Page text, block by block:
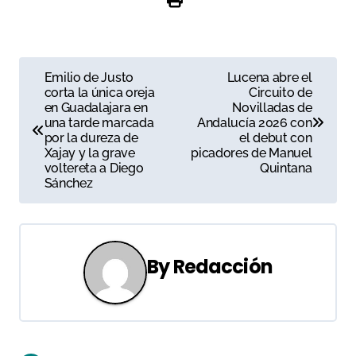
v
g
a
ó
Emilio de Justo
corta la única oreja
en Guadalajara en
una tarde marcada
por la dureza de
Xajay y la grave
voltereta a Diego
Sánchez
Lucena abre el
Circuito de
Novilladas de
Andalucía 2026 con
el debut con
picadores de Manuel
Quintana
ByRedacción